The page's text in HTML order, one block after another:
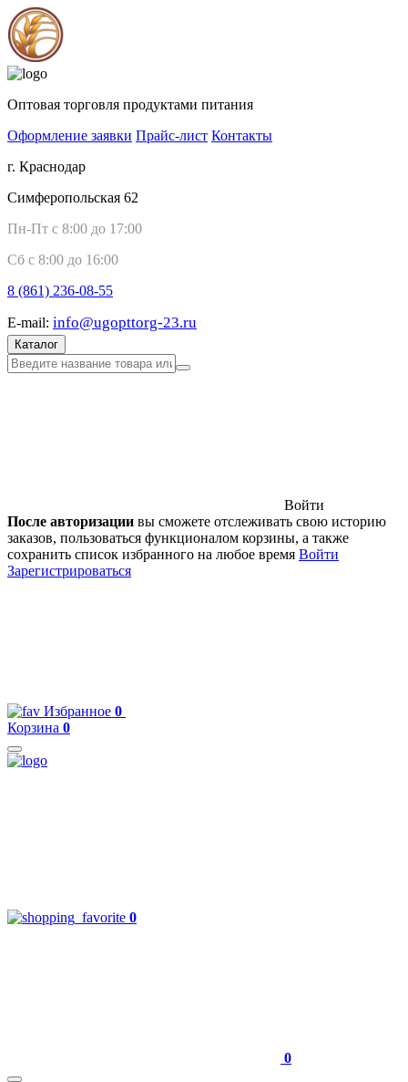
Оптовая торговля продуктами питания
Оформление заявки Прайс-лист Контакты
г. Краснодар
Симферопольская 62
Пн-Пт с 8:00 до 17:00
Сб с 8:00 до 16:00
8 (861) 236-08-55
E-mail: info@ugopttorg-23.ru
Каталог
Войти
После авторизации вы сможете отслеживать свою историю
заказов, пользоваться функционалом корзины, а также
сохранить список избранного на любое время Войти
Зарегистрироваться
Избранное 0
Корзина 0
0
0